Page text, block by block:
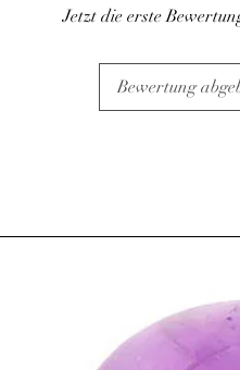
Jetzt die erste
Bewertung